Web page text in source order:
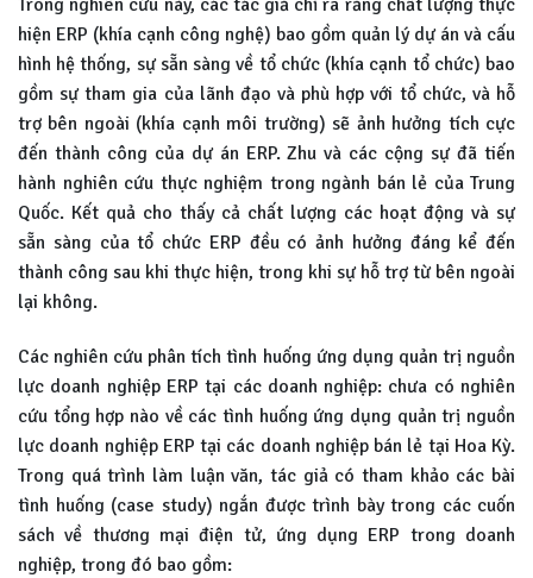
hiện ERP (khía cạnh công nghệ) bao gồm quản lý dự án và cấu
hình hệ thống, sự sẵn sàng về tổ chức (khía cạnh tổ chức) bao
gồm sự tham gia của lãnh đạo và phù hợp với tổ chức, và hỗ
trợ bên ngoài (khía cạnh môi trường) sẽ ảnh hưởng tích cực
đến thành công của dự án ERP. Zhu và các cộng sự đã tiến
hành nghiên cứu thực nghiệm trong ngành bán lẻ của Trung
Quốc. Kết quả cho thấy cả chất lượng các hoạt động và sự
sẵn sàng của tổ chức ERP đều có ảnh hưởng đáng kể đến
thành công sau khi thực hiện, trong khi sự hỗ trợ từ bên ngoài
lại không.
Các nghiên cứu phân tích tình huống ứng dụng quản trị nguồn
lực doanh nghiệp ERP tại các doanh nghiệp: chưa có nghiên
cứu tổng hợp nào về các tình huống ứng dụng quản trị nguồn
lực doanh nghiệp ERP tại các doanh nghiệp bán lẻ tại Hoa Kỳ.
Trong quá trình làm luận văn, tác giả có tham khảo các bài
tình huống (case study) ngắn được trình bày trong các cuốn
sách về thương mại điện tử, ứng dụng ERP trong doanh
nghiệp, trong đó bao gồm: